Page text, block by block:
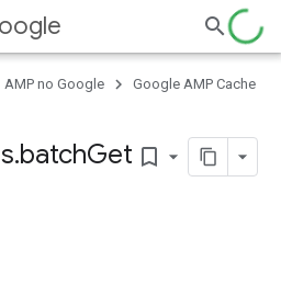
AMP no Google
Google AMP Cache
.batchGet bookmark_border